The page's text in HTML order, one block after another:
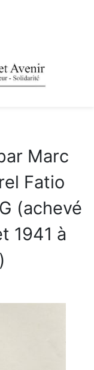
Marc
Fatio
(achevé
1941 à